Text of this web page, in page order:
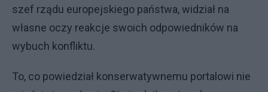
szef rządu europejskiego państwa, widział na
własne oczy reakcje swoich odpowiedników na
wybuch konfliktu.
To, co powiedział konserwatywnemu portalowi nie